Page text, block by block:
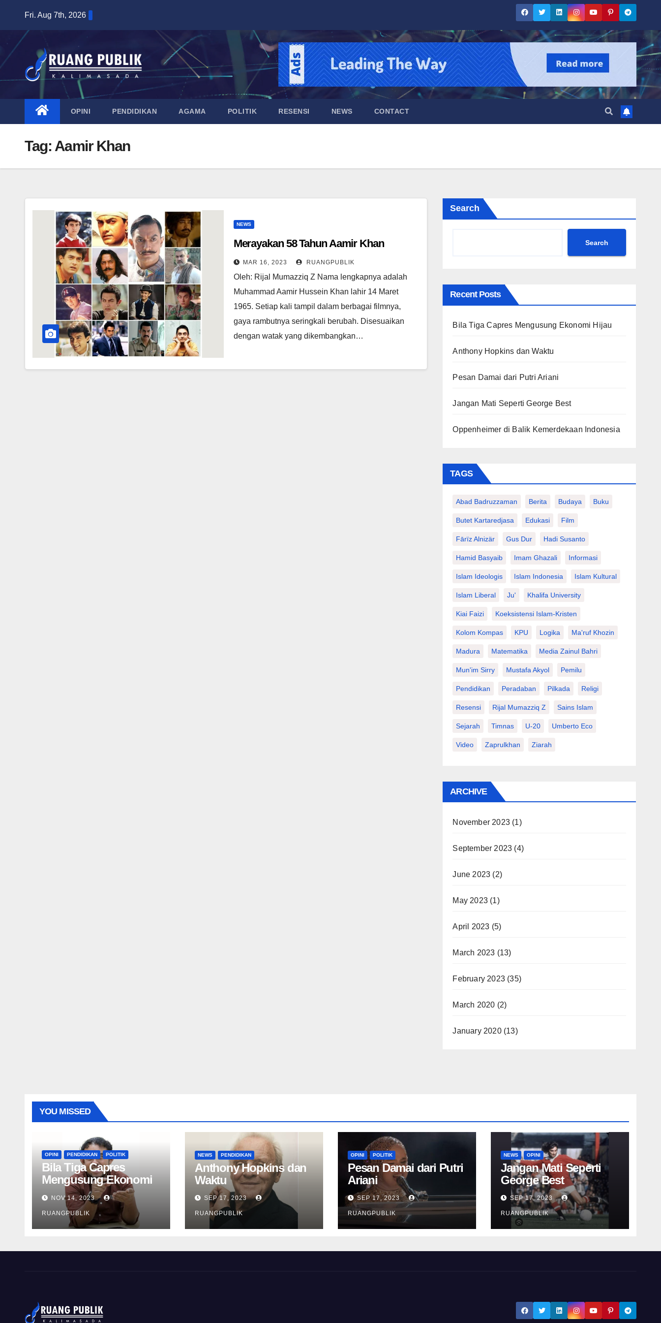
content
Fri. Aug 7th, 2026
OPINI PENDIDIKAN AGAMA POLITIK RESENSI NEWS CONTACT
Tag: Aamir Khan
NEWS
Merayakan 58 Tahun Aamir Khan
MAR 16, 2023 RUANGPUBLIK
Oleh: Rijal Mumazziq Z Nama lengkapnya adalah
Muhammad Aamir Hussein Khan lahir 14 Maret
1965. Setiap kali tampil dalam berbagai filmnya,
gaya rambutnya seringkali berubah. Disesuaikan
dengan watak yang dikembangkan…
Search
Search
Recent Posts
Bila Tiga Capres Mengusung Ekonomi Hijau
Anthony Hopkins dan Waktu
Pesan Damai dari Putri Ariani
Jangan Mati Seperti George Best
Oppenheimer di Balik Kemerdekaan Indonesia
TAGS
Abad Badruzzaman Berita Budaya Buku
Butet Kartaredjasa Edukasi Film
Fārïz Alnizär Gus Dur Hadi Susanto
Hamid Basyaib Imam Ghazali Informasi
Islam Ideologis Islam Indonesia Islam Kultural
Islam Liberal Ju' Khalifa University
Kiai Faizi Koeksistensi Islam-Kristen
Kolom Kompas KPU Logika Ma'ruf Khozin
Madura Matematika Media Zainul Bahri
Mun'im Sirry Mustafa Akyol Pemilu
Pendidikan Peradaban Pilkada Religi
Resensi Rijal Mumazziq Z Sains Islam
Sejarah Timnas U-20 Umberto Eco
Video Zaprulkhan Ziarah
ARCHIVE
November 2023(1)
September 2023 (4)
June 2023 (2)
May 2023(1)
April 2023 (5)
March 2023 (13)
February 2023(35)
March 2020 (2)
January 2020(13)
YOU MISSED
OPINI PENDIDIKAN POLITIK
Bila Tiga Capres
Mengusung Ekonomi
Hijau
NOV 14, 2023
RUANGPUBLIK
NEWS PENDIDIKAN
Anthony Hopkins dan
Waktu
SEP 17, 2023
RUANGPUBLIK
OPINI POLITIK
Pesan Damai dari Putri
Ariani
SEP 17, 2023
RUANGPUBLIK
NEWS OPINI
Jangan Mati Seperti
George Best
SEP 17, 2023
RUANGPUBLIK